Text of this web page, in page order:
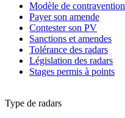
Modèle de contravention
Payer son amende
Contester son PV
Sanctions et amendes
Tolérance des radars
Législation des radars
Stages permis à points
Type de radars